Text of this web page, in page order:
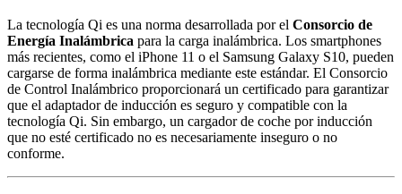
La tecnología Qi es una norma desarrollada por el Consorcio de
Energía Inalámbrica para la carga inalámbrica. Los smartphones
más recientes, como el iPhone 11 o el Samsung Galaxy S10, pueden
cargarse de forma inalámbrica mediante este estándar. El Consorcio
de Control Inalámbrico proporcionará un certificado para garantizar
que el adaptador de inducción es seguro y compatible con la
tecnología Qi. Sin embargo, un cargador de coche por inducción
que no esté certificado no es necesariamente inseguro o no
conforme.